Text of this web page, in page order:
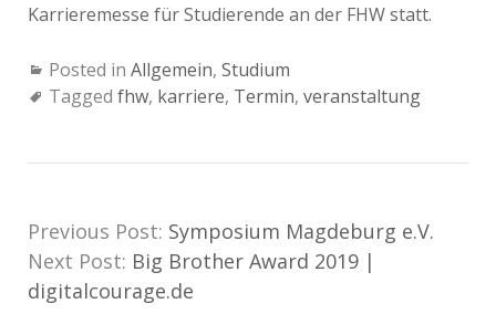
Karrieremesse für Studierende an der FHW statt.
Posted in Allgemein, Studium
Tagged fhw, karriere, Termin, veranstaltung
Previous Post: Symposium Magdeburg e.V.
Next Post: Big Brother Award 2019 |
digitalcourage.de